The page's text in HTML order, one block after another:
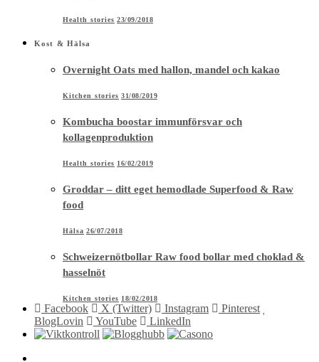
Health stories 23/09/2018
Kost & Hälsa
Overnight Oats med hallon, mandel och kakao
Kitchen stories 31/08/2019
Kombucha boostar immunförsvar och
kollagenproduktion
Health stories 16/02/2019
Groddar – ditt eget hemodlade Superfood & Raw
food
Hälsa 26/07/2018
Schweizernötbollar Raw food bollar med choklad &
hasselnöt
Kitchen stories 18/02/2018
Facebook X (Twitter) Instagram
Pinterest
BlogLovin
YouTube LinkedIn